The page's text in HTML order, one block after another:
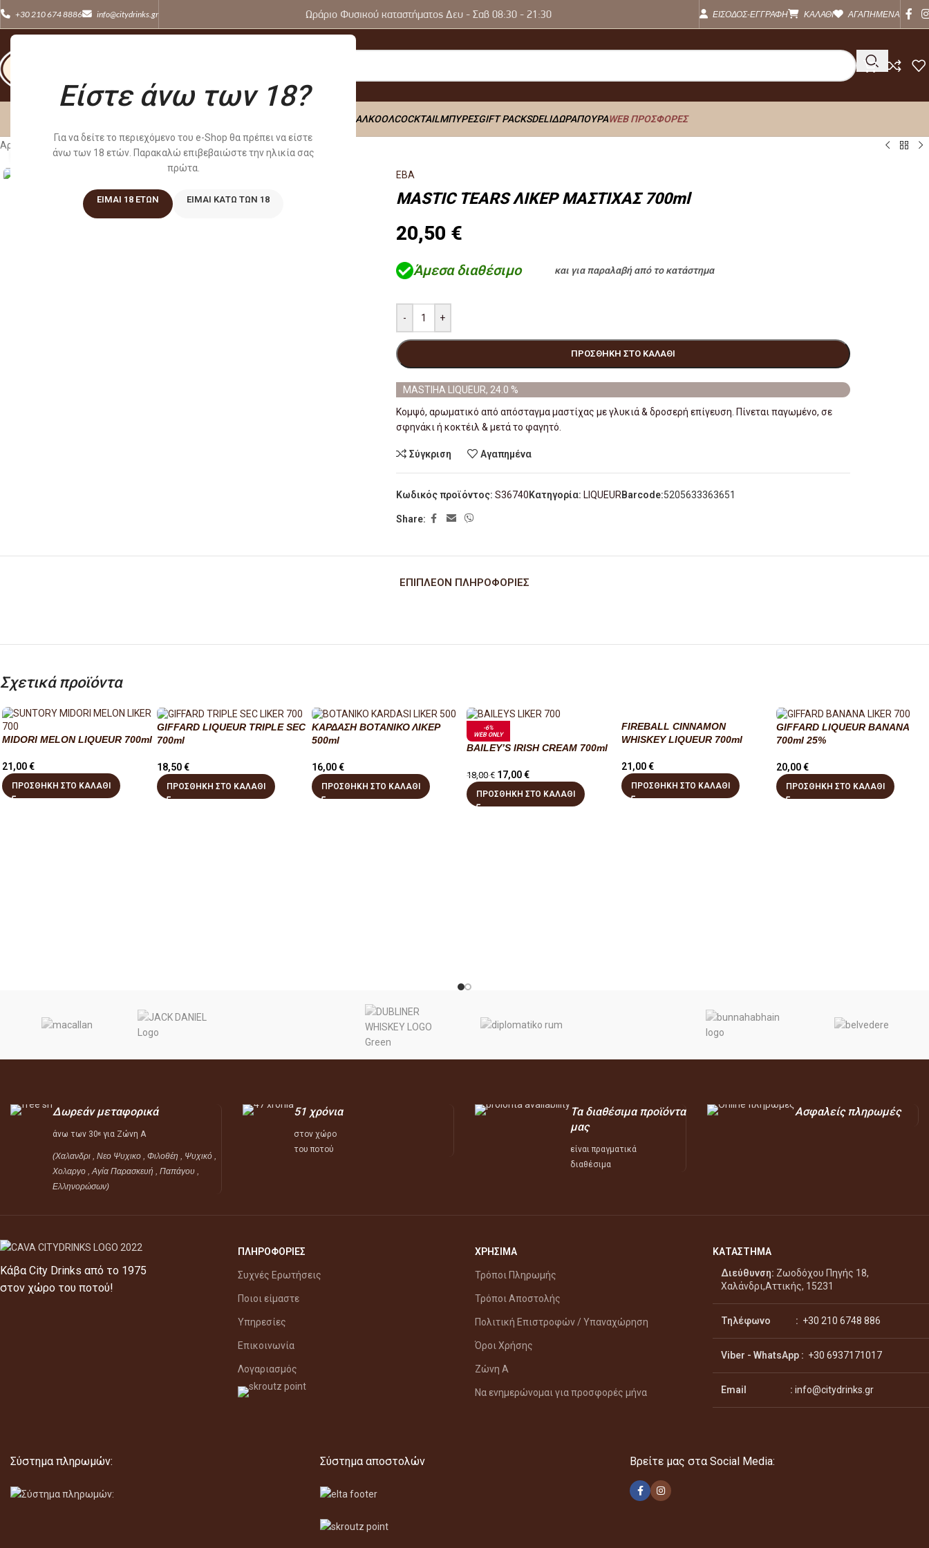
Είστε άνω των 18?
Για να δείτε το περιεχόμενο του e-Shop θα πρέπει να είστε
άνω των 18 ετών. Παρακαλώ επιβεβαιώστε την ηλικία σας
πρώτα.
ΕΊΜΑΙ 18 ΕΤΏΝ ΕΊΜΑΙ ΚΆΤΩ ΤΩΝ 18
+30 210 674 8886 info@citydrinks.gr Ωράριο Φυσικού καταστήματος Δευ - Σαβ 08:30 - 21:30 ΕΙΣΟΔΟΣ-ΕΓΓΡΑΦΗ ΚΑΛΑΘΙ ΑΓΑΠΗΜΕΝΑ
0% ΑΛΚΟΟΛCOCKTAILΜΠΥΡΕΣGIFT PACKSDELIΔΩΡΑΠΟΥΡΑWEB ΠΡΟΣΦΟΡΕΣ
Αρχική σελίδα LIQUEUR / MASTIC TEARS ΛΙΚΕΡ ΜΑΣΤΙΧΑΣ 700ml
Κλικ για μεγέθυνση
ΕΒΑ
MASTIC TEARS ΛΙΚΕΡ ΜΑΣΤΙΧΑΣ 700ml
20,50 €
Άμεσα διαθέσιμο και για παραλαβή από το κατάστημα
- +
ΠΡΟΣΘΉΚΗ ΣΤΟ ΚΑΛΆΘΙ
MASTIHA LIQUEUR, 24.0 %
Κομψό, αρωματικό από απόσταγμα μαστίχας με γλυκιά & δροσερή επίγευση. Πίνεται παγωμένο, σε
σφηνάκι ή κοκτέιλ & μετά το φαγητό.
Σύγκριση Αγαπημένα
Κωδικός προϊόντος: S36740Κατηγορία: LIQUEURBarcode:5205633363651
Share:
ΕΠΙΠΛΈΟΝ ΠΛΗΡΟΦΟΡΊΕΣ
Σχετικά προϊόντα
MIDORI MELON LIQUEUR 700ml
21,00€
ΠΡΟΣΘΉΚΗ ΣΤΟ ΚΑΛΆΘΙ
GIFFARD LIQUEUR TRIPLE SEC
700ml
18,50€
ΠΡΟΣΘΉΚΗ ΣΤΟ ΚΑΛΆΘΙ
ΚΑΡΔΑΣΗ ΒΟΤΑΝΙΚΟ ΛΙΚΕΡ
500ml
16,00€
ΠΡΟΣΘΉΚΗ ΣΤΟ ΚΑΛΆΘΙ
-6%
WEB ONLY
BAILEY’S IRISH CREAM 700ml
18,00€ 17,00€
ΠΡΟΣΘΉΚΗ ΣΤΟ ΚΑΛΆΘΙ
FIREBALL CINNAMON
WHISKEY LIQUEUR 700ml
21,00€
ΠΡΟΣΘΉΚΗ ΣΤΟ ΚΑΛΆΘΙ
GIFFARD LIQUEUR BANANA
700ml 25%
20,00€
ΠΡΟΣΘΉΚΗ ΣΤΟ ΚΑΛΆΘΙ
Δωρεάν μεταφορικά
άνω των 30ε για Ζώνη Α
(Χαλανδρι , Νεο Ψυχικο , Φιλοθέη , Ψυχικό ,
Χολαργο , Αγία Παρασκευή , Παπάγου ,
Ελληνορώσων)
51 χρόνια
στον χώρο
του ποτού
Τα διαθέσιμα προϊόντα
μας
είναι πραγματικά
διαθέσιμα
Ασφαλείς πληρωμές
Κάβα City Drinks από το 1975
στον χώρο του ποτού!
ΠΛΗΡΟΦΟΡΙΕΣ
Συχνές Ερωτήσεις
Ποιοι είμαστε
Υπηρεσίες
Επικοινωνία
Λογαριασμός
ΧΡΗΣΙΜΑ
Τρόποι Πληρωμής
Τρόποι Αποστολής
Πολιτική Επιστροφών / Υπαναχώρηση
Όροι Χρήσης
Ζώνη Α
Να ενημερώνομαι για προσφορές μήνα
ΚΑΤΑΣΤΗΜΑ
Διεύθυνση: Ζωοδόχου Πηγής 18,
Χαλάνδρι,Αττικής, 15231
Τηλέφωνο : +30 210 6748 886
Viber - WhatsApp: +30 6937171017
Email : info@citydrinks.gr
Σύστημα πληρωμών: Σύστημα αποστολών Βρείτε μας στα Social Media: